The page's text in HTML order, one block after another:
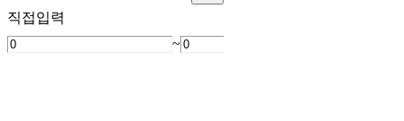
직접입력
~